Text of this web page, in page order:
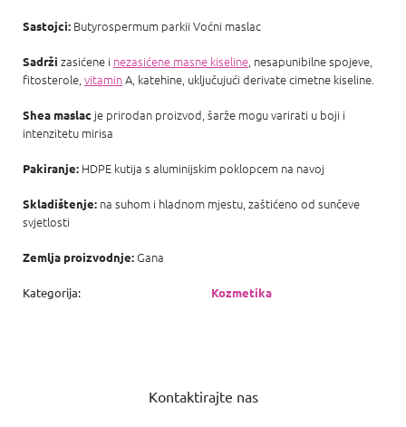
Sastojci: Butyrospermum parkii Voćni maslac
Sadrži zasićene i nezasićene masne kiseline , nesapunibilne spojeve,
fitosterole, vitaminA, katehine, uključujući derivate cimetne kiseline.
Shea maslac je prirodan proizvod, šarže mogu varirati u boji i
intenzitetu mirisa
Pakiranje: HDPE kutija s aluminijskim poklopcem na navoj
Skladištenje: na suhom i hladnom mjestu, zaštićeno od sunčeve
svjetlosti
Zemlja proizvodnje:Gana
Kategorija: Kozmetika
Kontaktirajte nas